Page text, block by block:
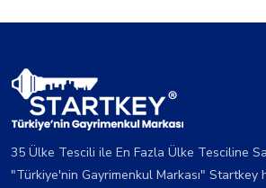
35 Ülke Tescili ile En Fazla Ülke Tesciline
"Türkiye'nin Gayrimenkul Markası" Startkey